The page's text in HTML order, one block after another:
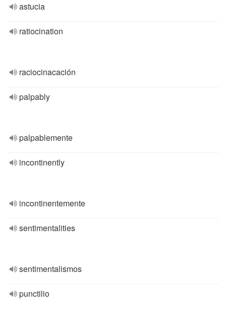
astucia
ratiocination
raciocinacación
palpably
palpablemente
incontinently
incontinentemente
sentimentalities
sentimentalismos
punctilio